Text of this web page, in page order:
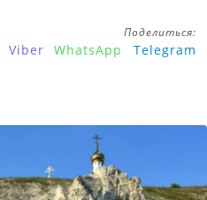
Поделиться:
Viber WhatsApp Telegram